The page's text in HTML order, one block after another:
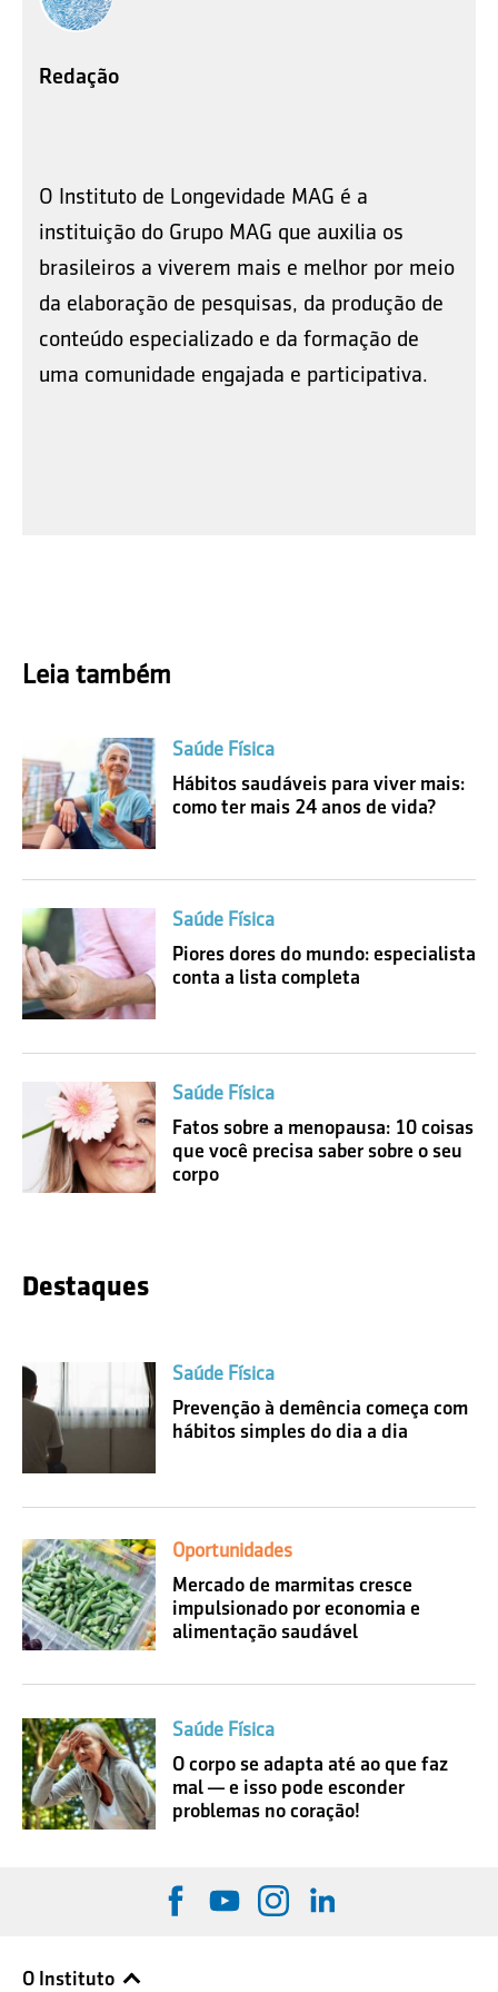
Redação
O Instituto de Longevidade MAG é a
instituição do Grupo MAG que auxilia os
brasileiros a viverem mais e melhor por meio
da elaboração de pesquisas, da produção de
conteúdo especializado e da formação de
uma comunidade engajada e participativa.
Leia também
Saúde Física
Hábitos saudáveis para viver mais:
como ter mais 24 anos de vida?
Saúde Física
Piores dores do mundo: especialista
conta a lista completa
Saúde Física
Fatos sobre a menopausa: 10 coisas
que você precisa saber sobre o seu
corpo
Destaques
Saúde Física
Prevenção à demência começa com
hábitos simples do dia a dia
Oportunidades
Mercado de marmitas cresce
impulsionado por economia e
alimentação saudável
Saúde Física
O corpo se adapta até ao que faz
mal — e isso pode esconder
problemas no coração!
O Instituto